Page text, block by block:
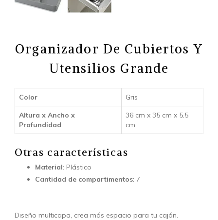
Organizador De Cubiertos Y
Utensilios Grande
Color Gris
Altura x Ancho x
Profundidad
36 cm x 35 cm x 5.5
cm
Otras características
Material: Plástico
Cantidad de compartimentos: 7
Diseño multicapa, crea más espacio para tu cajón.